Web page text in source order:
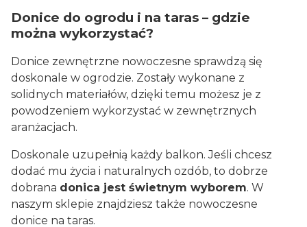
Donice do ogrodu i na taras – gdzie
można wykorzystać?
Donice zewnętrzne nowoczesne sprawdzą się
doskonale w ogrodzie. Zostały wykonane z
solidnych materiałów, dzięki temu możesz je z
powodzeniem wykorzystać w zewnętrznych
aranżacjach.
Doskonale uzupełnią każdy balkon. Jeśli chcesz
dodać mu życia i naturalnych ozdób, to dobrze
dobrana donica jest świetnym wyborem. W
naszym sklepie znajdziesz także nowoczesne
donice na taras.